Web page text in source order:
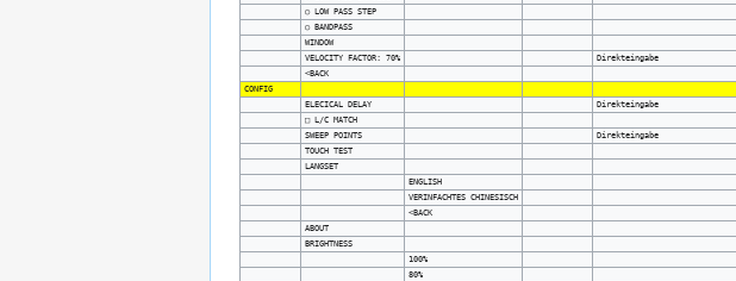
○ LOW PASS STEP
○ BANDPASS
WINDOW
VELOCITY FACTOR: 70%
Direkteingabe
<BACK
CONFIG
ELECICAL DELAY
Direkteingabe
□ L/C MATCH
SWEEP POINTS
Direkteingabe
TOUCH TEST
LANGSET
ENGLISH
VERINFACHTES CHINESISCH
<BACK
ABOUT
BRIGHTNESS
100%
80%